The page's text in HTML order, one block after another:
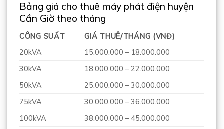
Bảng giá cho thuê máy phát điện huyện
Cần Giờ theo tháng
CÔNG SUẤT
GIÁ THUÊ/THÁNG (VNĐ)
20kVA
15.000.000 – 18.000.000
30kVA
18.000.000 – 22.000.000
50kVA
25.000.000 – 30.000.000
75kVA
30.000.000 – 36.000.000
100kVA
38.000.000 – 45.000.000